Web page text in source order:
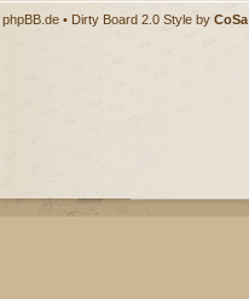
phpBB.de • Dirty Board 2.0 Style by